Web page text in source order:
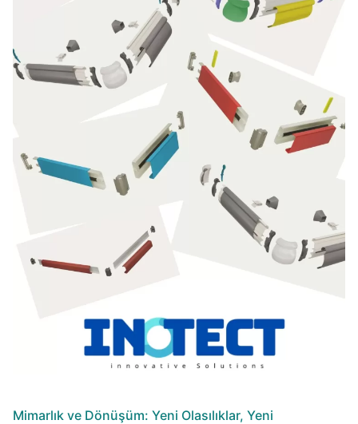
Mimarlık ve Dönüşüm: Yeni Olasılıklar, Yeni